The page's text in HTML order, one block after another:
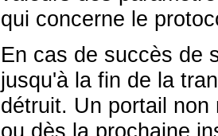
qui concerne le
En cas de succès de
jusqu'à la fin de la
détruit. Un portail
ou dès la prochaine